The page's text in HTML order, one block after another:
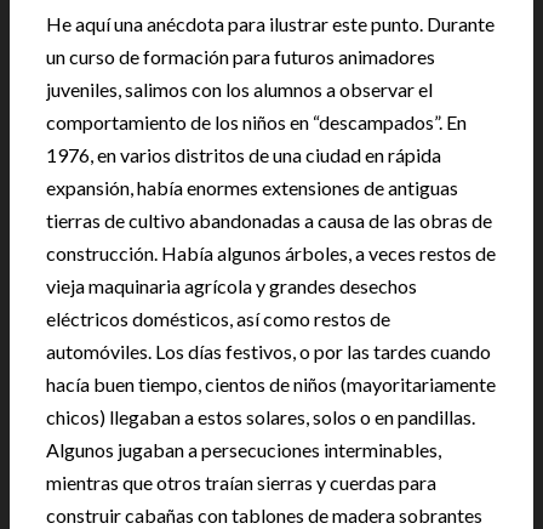
He aquí una anécdota para ilustrar este punto. Durante
un curso de formación para futuros animadores
juveniles, salimos con los alumnos a observar el
comportamiento de los niños en “descampados”. En
1976, en varios distritos de una ciudad en rápida
expansión, había enormes extensiones de antiguas
tierras de cultivo abandonadas a causa de las obras de
construcción. Había algunos árboles, a veces restos de
vieja maquinaria agrícola y grandes desechos
eléctricos domésticos, así como restos de
automóviles. Los días festivos, o por las tardes cuando
hacía buen tiempo, cientos de niños (mayoritariamente
chicos) llegaban a estos solares, solos o en pandillas.
Algunos jugaban a persecuciones interminables,
mientras que otros traían sierras y cuerdas para
construir cabañas con tablones de madera sobrantes